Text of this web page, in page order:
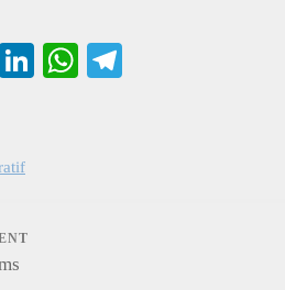
EmailLinkedIn
WhatsApp